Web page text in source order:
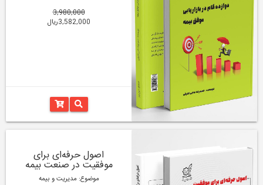
3,980,000
3,582,000ریال
اصول حرفه‌ای برای
موفقیت در صنعت بیمه
موضوع: مدیریت و بیمه